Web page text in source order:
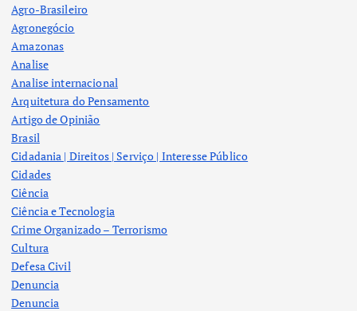
Agro-Brasileiro
Agronegócio
Amazonas
Analise
Analise internacional
Arquitetura do Pensamento
Artigo de Opinião
Brasil
Cidadania | Direitos | Serviço | Interesse Público
Cidades
Ciência
Ciência e Tecnologia
Crime Organizado – Terrorismo
Cultura
Defesa Civil
Denuncia
Denuncia